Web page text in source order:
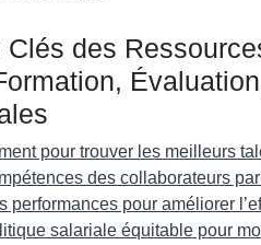
Clés des
pour trouver les meilleurs
des collaborateurs
performances pour améliorer
salariale équitable pour